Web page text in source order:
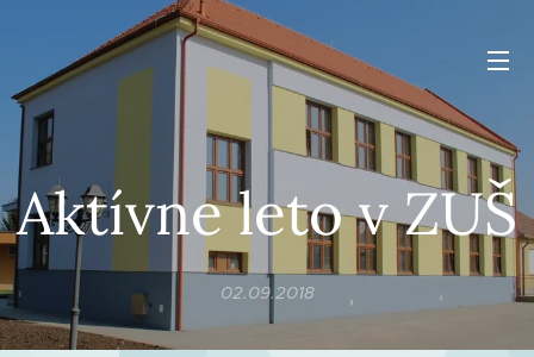
Aktívne leto v ZUŠ
02.09.2018